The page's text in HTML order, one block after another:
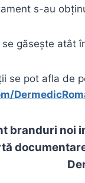
s-au
se găsește atât
se pot afla de
branduri noi